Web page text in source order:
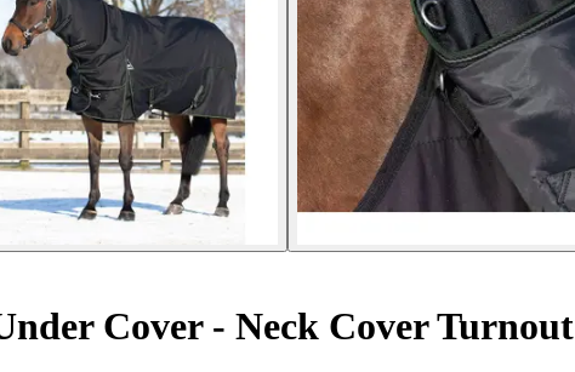
Cover - Neck Cover Turnout